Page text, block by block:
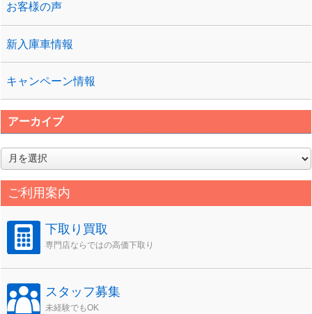
お客様の声
新入庫車情報
キャンペーン情報
アーカイブ
ア
ー
カ
イご利用案内
下取り買取
専門店ならではの高価下取り
スタッフ募集
未経験でもOK